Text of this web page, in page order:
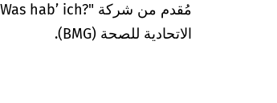
الاتحادية للصحة (BMG).